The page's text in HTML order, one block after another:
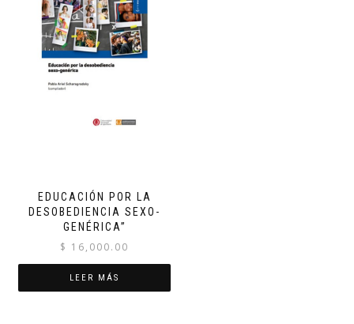
EDUCACIÓN POR LA
DESOBEDIENCIA SEXO-
GENÉRICA”
$ 16,000.00
LEER MÁS